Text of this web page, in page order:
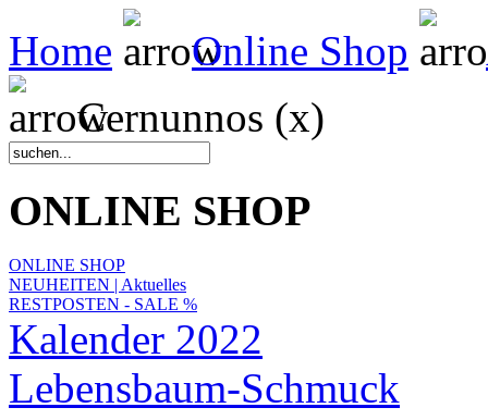
Home Online Shop
Cernunnos (x)
ONLINE SHOP
ONLINE SHOP
NEUHEITEN | Aktuelles
RESTPOSTEN - SALE %
Kalender 2022
Lebensbaum-Schmuck